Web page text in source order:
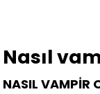
Nasıl
NASIL